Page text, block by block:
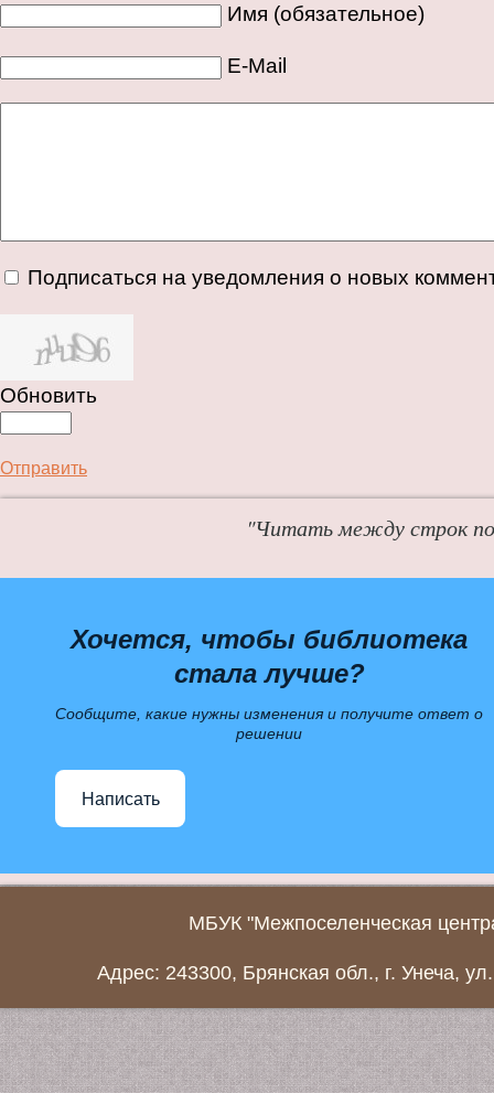
Имя (обязательное)
E-Mail
Подписаться на уведомления о новых
Обновить
Отправить
"Читать между строк
Хочется, чтобы библиотека
стала лучше?
Сообщите, какие нужны изменения и получите ответ о
решении
Написать
МБУК "Межпоселенческая
Адрес: 243300, Брянская обл., г. Унеча,